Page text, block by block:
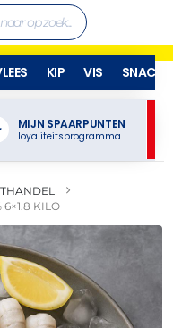
KIP VIS SNACKS
MIJN SPAARPUNTEN
loyaliteitsprogramma
KILO